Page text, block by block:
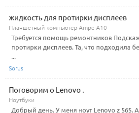
жидкость для протирки дисплеев
Планшетный компьютер Ampe A10
Требуется помощь ремонтников
протирки дисплеев. Та, что подходила
...
Sorus
Поговорим о Lenovo .
Ноутбуки
Добрый день. У меня ноут Lenovo z 565.